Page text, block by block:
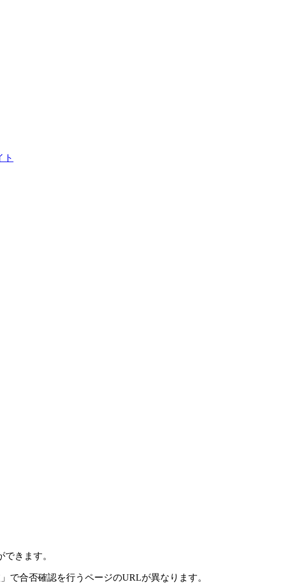
ト
きます。
で合否確認を行うページのURLが異なります。